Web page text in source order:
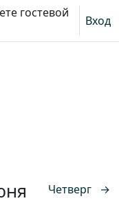
строки
гостевой
Вход
Четверг →